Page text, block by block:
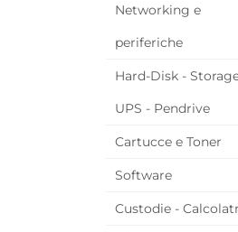
Networking e
periferiche
Hard-Disk -
UPS - Pendrive
Cartucce e Toner
Software
Custodie -